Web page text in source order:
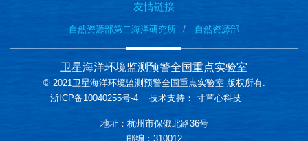
友情链接
自然资源部第二海洋研究所 自然资源部
卫星海洋环境监测预警全国重点实验室
© 2021卫星海洋环境监测预警全国重点实验室 版权所有.
浙ICP备10040255号-4 技术支持： 寸草心科技
地址：杭州市保俶北路36号
邮编：310012